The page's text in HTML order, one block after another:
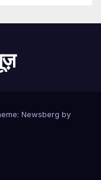
Newsberg by